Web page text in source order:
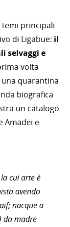
principali
di Ligabue: il
selvaggi e
volta
quarantina
biografica
un catalogo
Amadei e
cui arte è
avendo
nacque a
da madre